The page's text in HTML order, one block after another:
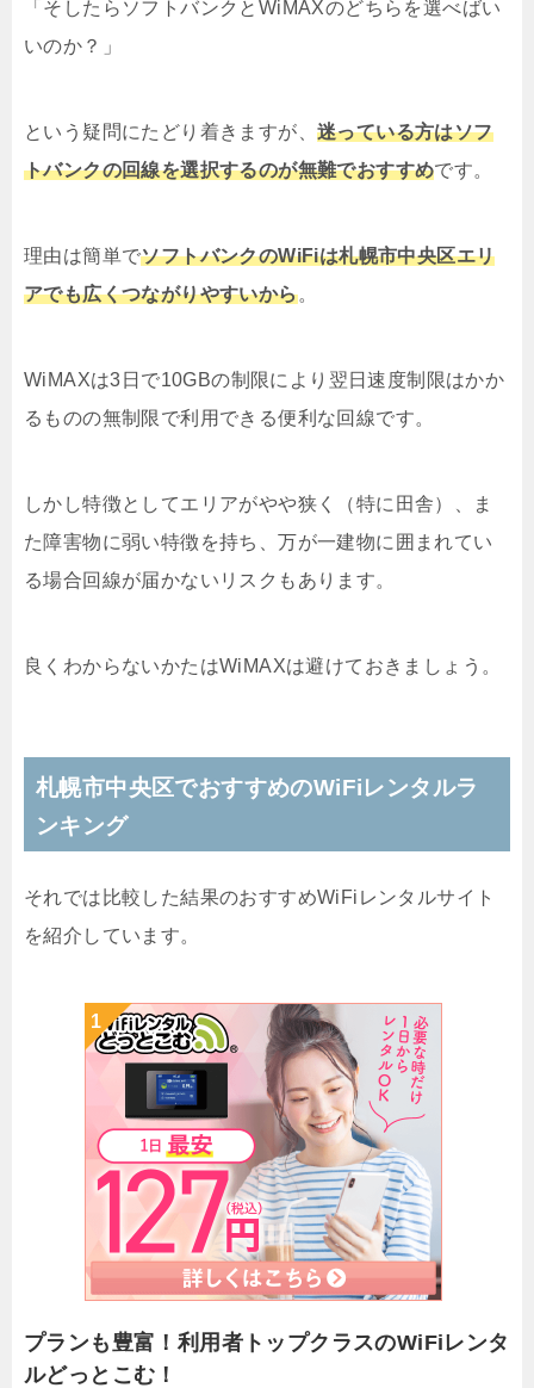
「そしたらソフトバンクとWiMAXのどちらを選べばい
いのか？」
という疑問にたどり着きますが、 迷っている方はソフ
トバンクの回線を選択するのが無難でおすすめです。
理由は簡単でソフトバンクのWiFiは札幌市中央区エリ
アでも広くつながりやすいから。
WiMAXは3日で10GBの制限により翌日速度制限はかか
るものの無制限で利用できる便利な回線です。
しかし特徴としてエリアがやや狭く（特に田舎）、ま
た障害物に弱い特徴を持ち、万が一建物に囲まれてい
る場合回線が届かないリスクもあります。
良くわからないかたはWiMAXは避けておきましょう。
札幌市中央区でおすすめのWiFiレンタルラ
ンキング
それでは比較した結果のおすすめWiFiレンタルサイト
を紹介しています。
プランも豊富！利用者トップクラスのWiFiレンタ
ルどっとこむ！